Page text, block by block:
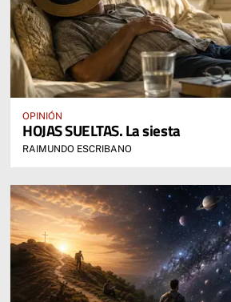
OPINIÓN
HOJAS SUELTAS. La siesta
RAIMUNDO ESCRIBANO